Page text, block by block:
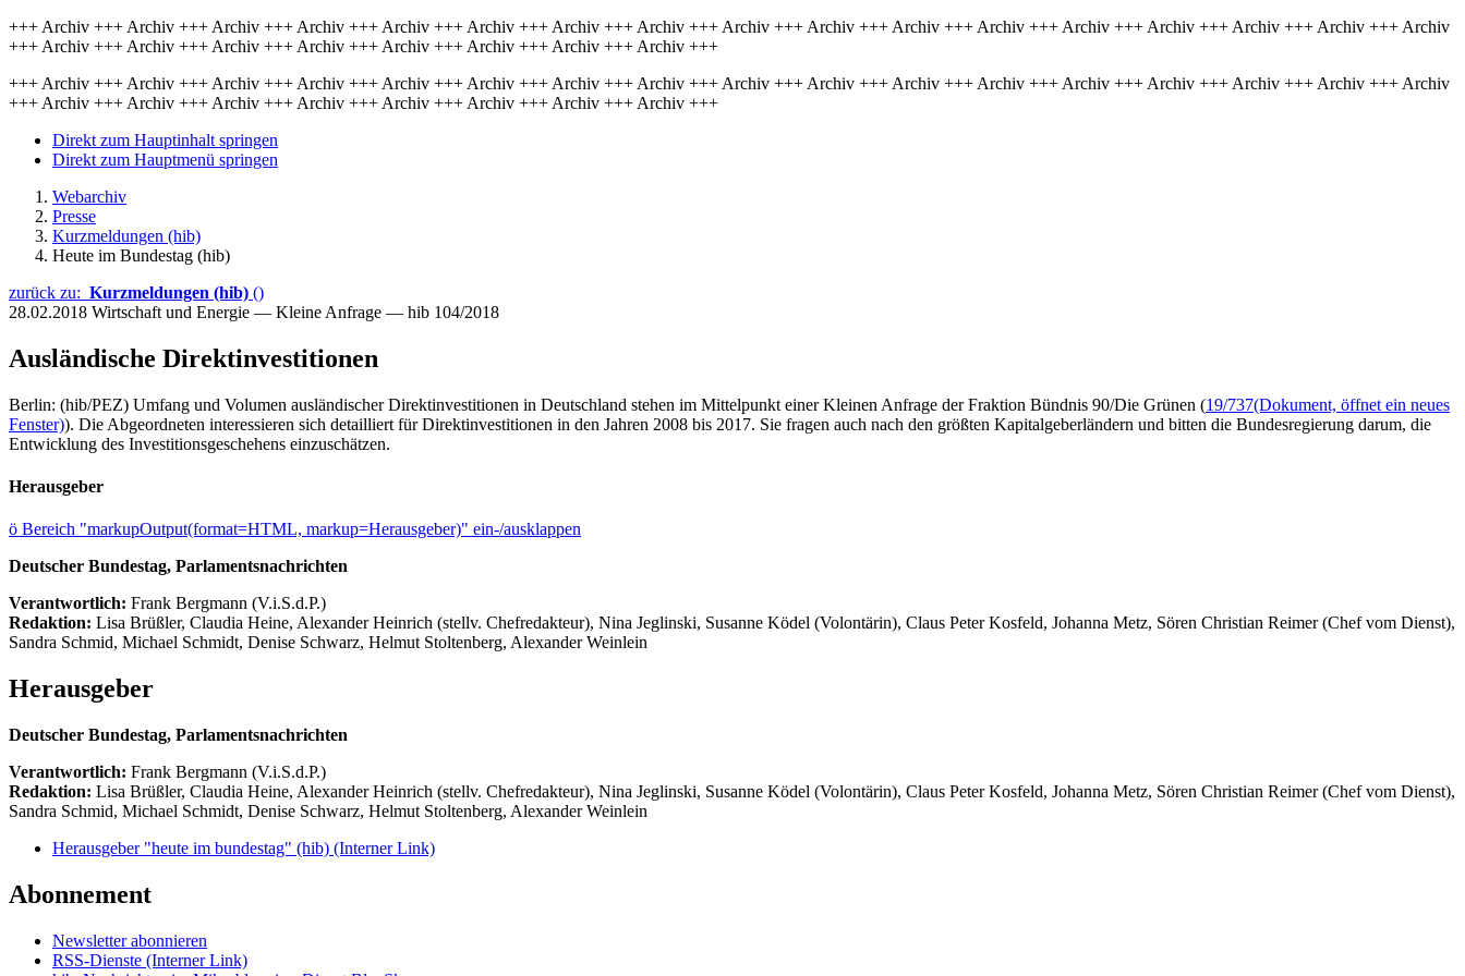
+++ Archiv +++ Archiv +++ Archiv +++ Archiv +++ Archiv +++ Archiv +++ Archiv +++ Archiv +++ Archiv +++ Archiv +++ Archiv +++ Archiv +++ Archiv +++ Archiv +++ Archiv +++ Archiv +++ Archiv
+++ Archiv +++ Archiv +++ Archiv +++ Archiv +++ Archiv +++ Archiv +++ Archiv +++ Archiv +++
+++ Archiv +++ Archiv +++ Archiv +++ Archiv +++ Archiv +++ Archiv +++ Archiv +++ Archiv +++ Archiv +++ Archiv +++ Archiv +++ Archiv +++ Archiv +++ Archiv +++ Archiv +++ Archiv +++ Archiv
+++ Archiv +++ Archiv +++ Archiv +++ Archiv +++ Archiv +++ Archiv +++ Archiv +++ Archiv +++
Direkt zum Hauptinhalt springen
Direkt zum Hauptmenü springen
Webarchiv
Presse
Kurzmeldungen (hib)
Heute im Bundestag (hib)
zurück zu: Kurzmeldungen (hib) ()
28.02.2018 Wirtschaft und Energie — Kleine Anfrage — hib 104/2018
Ausländische Direktinvestitionen
Berlin: (hib/PEZ) Umfang und Volumen ausländischer Direktinvestitionen in Deutschland stehen im Mittelpunkt einer Kleinen Anfrage der Fraktion Bündnis 90/Die Grünen (19/737(Dokument, öffnet ein neues
Fenster)). Die Abgeordneten interessieren sich detailliert für Direktinvestitionen in den Jahren 2008 bis 2017. Sie fragen auch nach den größten Kapitalgeberländern und bitten die Bundesregierung darum, die
Entwicklung des Investitionsgeschehens einzuschätzen.
Herausgeber
ö Bereich "markupOutput(format=HTML, markup=Herausgeber)" ein-/ausklappen
Deutscher Bundestag, Parlamentsnachrichten
Verantwortlich: Frank Bergmann (V.i.S.d.P.)
Redaktion: Lisa Brüßler, Claudia Heine, Alexander Heinrich (stellv. Chefredakteur), Nina Jeglinski, Susanne Ködel (Volontärin), Claus Peter Kosfeld, Johanna Metz, Sören Christian Reimer (Chef vom Dienst),
Sandra Schmid, Michael Schmidt, Denise Schwarz, Helmut Stoltenberg, Alexander Weinlein
Herausgeber
Deutscher Bundestag, Parlamentsnachrichten
Verantwortlich: Frank Bergmann (V.i.S.d.P.)
Redaktion: Lisa Brüßler, Claudia Heine, Alexander Heinrich (stellv. Chefredakteur), Nina Jeglinski, Susanne Ködel (Volontärin), Claus Peter Kosfeld, Johanna Metz, Sören Christian Reimer (Chef vom Dienst),
Sandra Schmid, Michael Schmidt, Denise Schwarz, Helmut Stoltenberg, Alexander Weinlein
Herausgeber "heute im bundestag" (hib) (Interner Link)
Abonnement
Newsletter abonnieren
RSS-Dienste (Interner Link)